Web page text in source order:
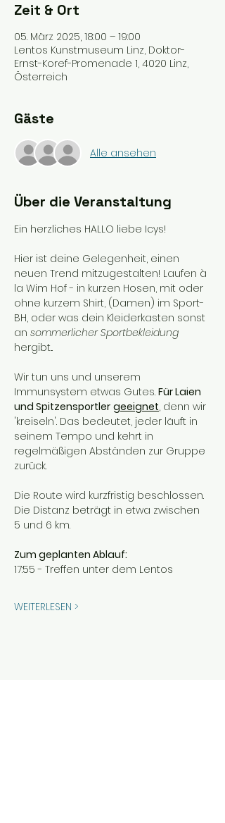
Zeit & Ort
05. März 2025, 18:00 – 19:00
Lentos Kunstmuseum Linz, Doktor-
Ernst-Koref-Promenade 1, 4020 Linz,
Österreich
Gäste
Alle ansehen
Über die Veranstaltung
Ein herzliches HALLO liebe Icys!
Hier ist deine Gelegenheit, einen
neuen Trend mitzugestalten! Laufen à
la Wim Hof - in kurzen Hosen, mit oder
ohne kurzem Shirt, (Damen) im Sport-
BH, oder was dein Kleiderkasten sonst
an sommerlicher Sportbekleidung
hergibt...
Wir tun uns und unserem
Immunsystem etwas Gutes. Für Laien
und Spitzensportler geeignet, denn wir
'kreiseln'. Das bedeutet, jeder läuft in
seinem Tempo und kehrt in
regelmäßigen Abständen zur Gruppe
zurück.
Die Route wird kurzfristig beschlossen.
Die Distanz beträgt in etwa zwischen
5 und 6 km.
Zum geplanten Ablauf:
17:55 - Treffen unter dem Lentos
WEITERLESEN >